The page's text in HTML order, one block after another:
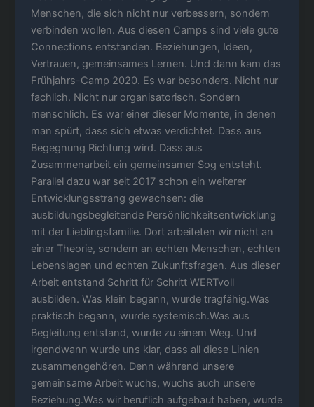
Menschen, die sich nicht nur verbessern, sondern
verbinden wollen. Aus diesen Camps sind viele gute
Connections entstanden. Beziehungen, Ideen,
Vertrauen, gemeinsames Lernen. Und dann kam das
Frühjahrs-Camp 2020. Es war besonders. Nicht nur
fachlich. Nicht nur organisatorisch. Sondern
menschlich. Es war einer dieser Momente, in denen
man spürt, dass sich etwas verdichtet. Dass aus
Begegnung Richtung wird. Dass aus
Zusammenarbeit ein gemeinsamer Sog entsteht.
Parallel dazu war seit 2017 schon ein weiterer
Entwicklungsstrang gewachsen: die
ausbildungsbegleitende Persönlichkeitsentwicklung
mit der Lieblingsfamilie. Dort arbeiteten wir nicht an
einer Theorie, sondern an echten Menschen, echten
Lebenslagen und echten Zukunftsfragen. Aus dieser
Arbeit entstand Schritt für Schritt WERTvoll
ausbilden. Was klein begann, wurde tragfähig.Was
praktisch begann, wurde systemisch.Was aus
Begleitung entstand, wurde zu einem Weg. Und
irgendwann wurde uns klar, dass all diese Linien
zusammengehören. Denn während unsere
gemeinsame Arbeit wuchs, wuchs auch unsere
Beziehung.Was wir beruflich aufgebaut haben, wurde